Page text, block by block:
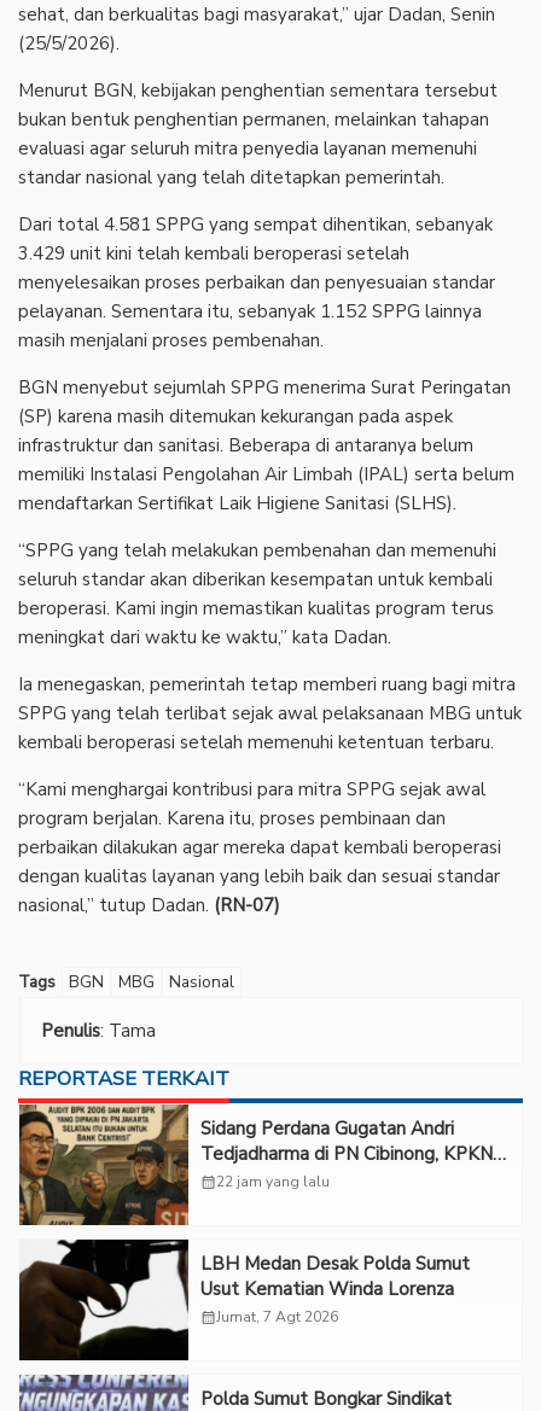
sehat, dan berkualitas bagi masyarakat,” ujar Dadan, Senin
(25/5/2026).
‎Menurut BGN, kebijakan penghentian sementara tersebut
bukan bentuk penghentian permanen, melainkan tahapan
evaluasi agar seluruh mitra penyedia layanan memenuhi
standar nasional yang telah ditetapkan pemerintah.
‎Dari total 4.581 SPPG yang sempat dihentikan, sebanyak
3.429 unit kini telah kembali beroperasi setelah
menyelesaikan proses perbaikan dan penyesuaian standar
pelayanan. Sementara itu, sebanyak 1.152 SPPG lainnya
masih menjalani proses pembenahan.
‎BGN menyebut sejumlah SPPG menerima Surat Peringatan
(SP) karena masih ditemukan kekurangan pada aspek
infrastruktur dan sanitasi. Beberapa di antaranya belum
memiliki Instalasi Pengolahan Air Limbah (IPAL) serta belum
mendaftarkan Sertifikat Laik Higiene Sanitasi (SLHS).
‎“SPPG yang telah melakukan pembenahan dan memenuhi
seluruh standar akan diberikan kesempatan untuk kembali
beroperasi. Kami ingin memastikan kualitas program terus
meningkat dari waktu ke waktu,” kata Dadan.
‎Ia menegaskan, pemerintah tetap memberi ruang bagi mitra
SPPG yang telah terlibat sejak awal pelaksanaan MBG untuk
kembali beroperasi setelah memenuhi ketentuan terbaru.
‎“Kami menghargai kontribusi para mitra SPPG sejak awal
program berjalan. Karena itu, proses pembinaan dan
perbaikan dilakukan agar mereka dapat kembali beroperasi
dengan kualitas layanan yang lebih baik dan sesuai standar
nasional,” tutup Dadan. (RN-07)
Tags BGN MBG Nasional
Penulis: Tama
REPORTASE TERKAIT
Sidang Perdana Gugatan Andri
Tedjadharma di PN Cibinong, KPKNL
dan PUPN Mangkir
calendar_month22 jam yang lalu
LBH Medan Desak Polda Sumut
Usut Kematian Winda Lorenza
calendar_monthJumat, 7 Agt 2026
Polda Sumut Bongkar Sindikat